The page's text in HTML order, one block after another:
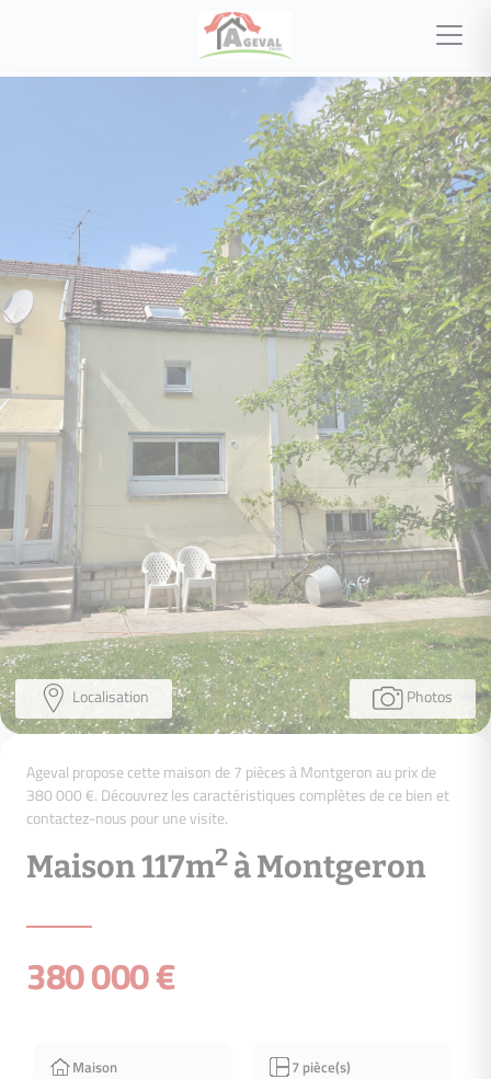
Photos
Localisation
Ageval propose cette maison de 7 pièces à Montgeron au prix de
380 000 €. Découvrez les caractéristiques complètes de ce bien et
contactez-nous pour une visite.
Maison 117m2 à Montgeron
380 000 €
Maison 7 pièce(s)